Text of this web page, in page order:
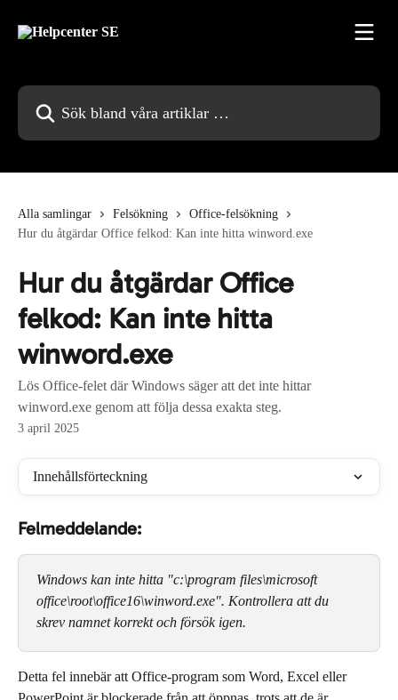
Sök bland våra artiklar …
Alla samlingar Felsökning
Office-felsökning
Hur du åtgärdar Office felkod: Kan inte hitta winword.exe
Hur du åtgärdar Office
felkod: Kan inte hitta
winword.exe
Lös Office-felet där Windows säger att det inte hittar
winword.exe genom att följa dessa exakta steg.
3 april 2025
Innehållsförteckning
Felmeddelande:
Windows kan inte hitta "c:\program files\microsoft
office\root\office16\winword.exe". Kontrollera att du
skrev namnet korrekt och försök igen.
Detta fel innebär att Office-program som Word, Excel eller